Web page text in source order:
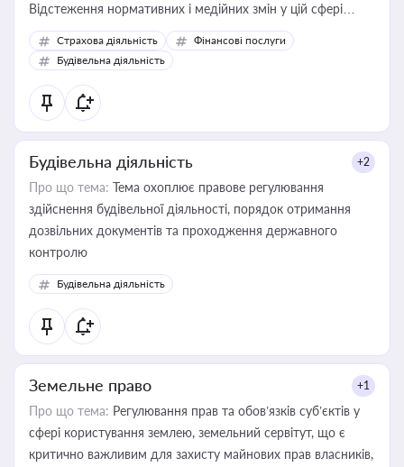
Відстеження нормативних і медійних змін у цій сфері
корисне для власника бізнесу, керівника, юриста або
бухгалтера під час оподаткування, приватизації, оренди
державного майна, корпоративних угод і перевірки
статусу суб'єктів оціночної діяльності
Страхова діяльність
Фінансові послуги
Будівельна діяльність
Будівельна діяльність +2
Про що тема: Тема охоплює правове регулювання
здійснення будівельної діяльності, порядок отримання
дозвільних документів та проходження державного
контролю
Будівельна діяльність
Земельне право +1
Про що тема: Регулювання прав та обов’язків суб’єктів у
сфері користування землею, земельний сервітут, що є
критично важливим для захисту майнових прав власників,